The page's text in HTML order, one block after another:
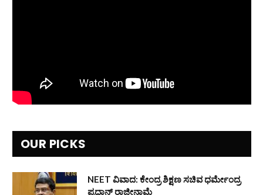
OUR PICKS
NEET ವಿವಾದ: ಕೇಂದ್ರ ಶಿಕ್ಷಣ ಸಚಿವ ಧರ್ಮೇಂದ್ರ
ಪ್ರಧಾನ್ ರಾಜೀನಾಮೆ